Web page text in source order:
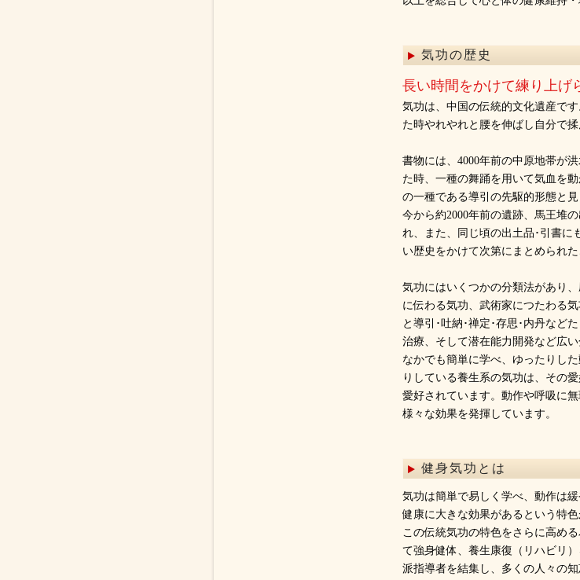
気功の歴史
長い時間をかけて練り上げ
気功は、中国の伝統的文化遺産で
た時やれやれと腰を伸ばし自分で
書物には、4000年前の中原地帯が
た時、一種の舞踊を用いて気血を
の一種である導引の先駆的形態と見
今から約2000年前の遺跡、馬王堆
れ、また、同じ頃の出土品･引書に
い歴史をかけて次第にまとめられた
気功にはいくつかの分類法があり
に伝わる気功、武術家につたわる
と導引･吐納･禅定･存思･内丹など
治療、そして潜在能力開発など広
なかでも簡単に学べ、ゆったりし
りしている養生系の気功は、その
愛好されています。動作や呼吸に
様々な効果を発揮しています。
健身気功とは
気功は簡単で易しく学べ、動作は
健康に大きな効果があるという特
この伝統気功の特色をさらに高め
て強身健体、養生康復（リハビリ
派指導者を結集し、多くの人々の